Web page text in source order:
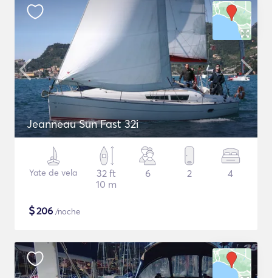
Jeanneau Sun Fast 32i
Yate de vela
32 ft
10 m
6 2 4
$206 /noche